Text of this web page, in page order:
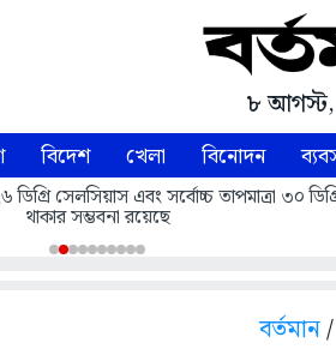
৮
বিদেশ খেলা বিনোদন
সেলসিয়াস এবং সর্বোচ্চ তাপমাত্রা ৩০
থাকার সম্ভবনা রয়েছে
বর্তমান